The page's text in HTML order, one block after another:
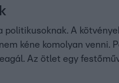
A
kéne komolyan venni.
Az ötlet egy